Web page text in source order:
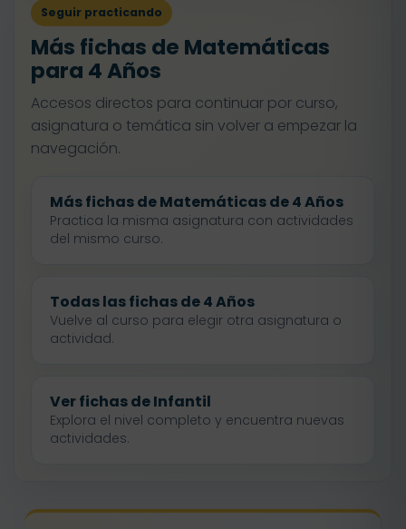
Seguir practicando
Más fichas de Matemáticas
para 4 Años
Accesos directos para continuar por curso,
asignatura o temática sin volver a empezar la
navegación.
Más fichas de Matemáticas de 4 Años
Practica la misma asignatura con actividades
del mismo curso.
Todas las fichas de 4 Años
Vuelve al curso para elegir otra asignatura o
actividad.
Ver fichas de Infantil
Explora el nivel completo y encuentra nuevas
actividades.